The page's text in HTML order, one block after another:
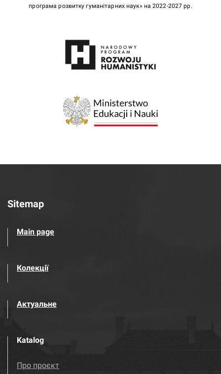
програма розвитку гуманітарних наук» на 2022-2027 рр.
Sitemap
Main page
Колекції
Актуальне
Katalog
Про проєкт